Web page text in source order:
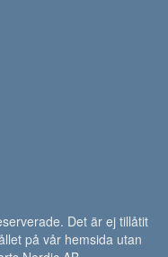
Det är ej tillåtit
på vår hemsida utan